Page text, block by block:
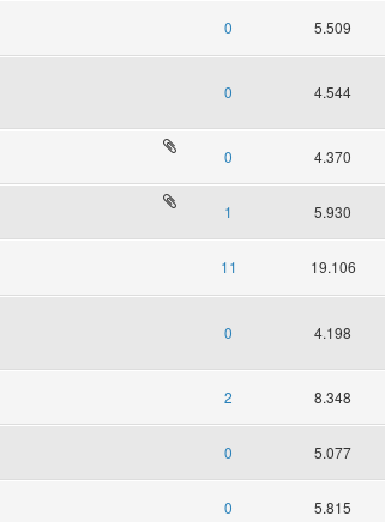
0 5.509
0 4.544
0 4.370
1 5.930
11 19.106
0 4.198
2 8.348
0 5.077
0 5.815